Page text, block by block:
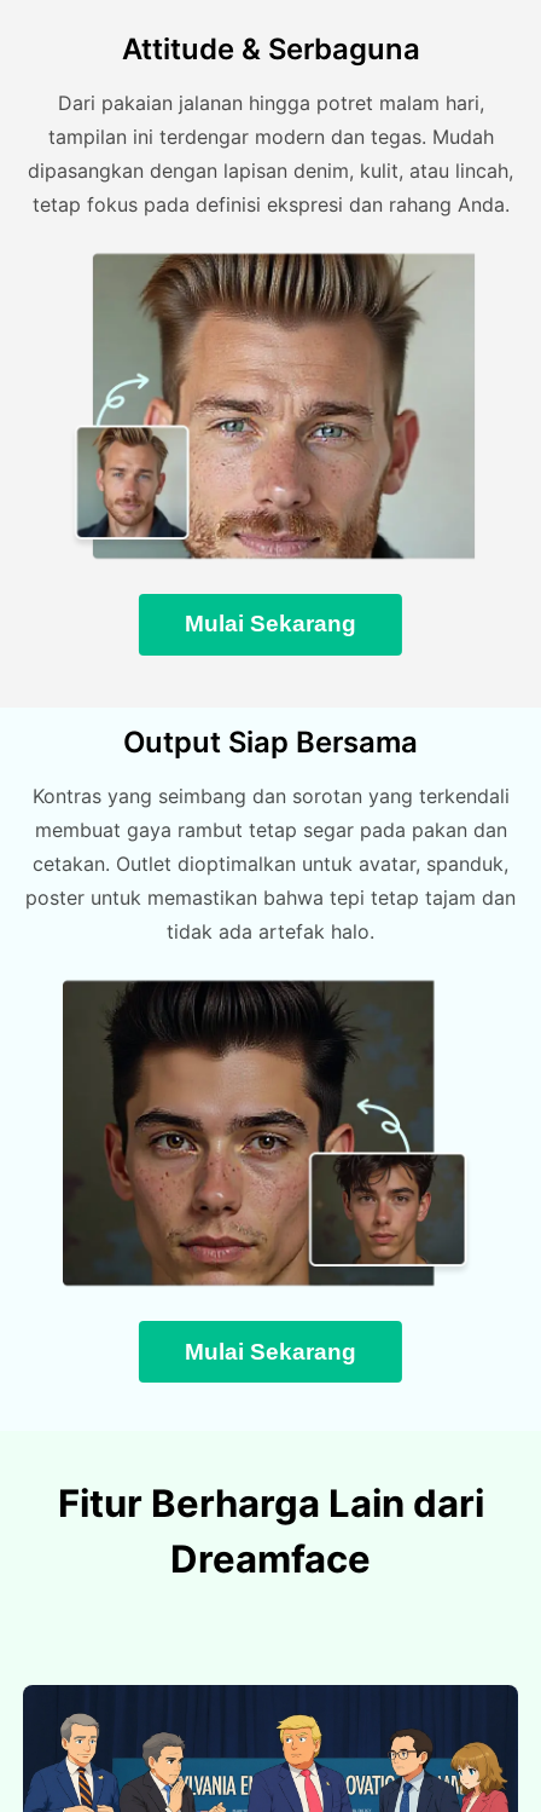
Attitude & Serbaguna
Dari pakaian jalanan hingga potret malam hari,
tampilan ini terdengar modern dan tegas. Mudah
dipasangkan dengan lapisan denim, kulit, atau lincah,
tetap fokus pada definisi ekspresi dan rahang Anda.
Mulai Sekarang
Output Siap Bersama
Kontras yang seimbang dan sorotan yang terkendali
membuat gaya rambut tetap segar pada pakan dan
cetakan. Outlet dioptimalkan untuk avatar, spanduk,
poster untuk memastikan bahwa tepi tetap tajam dan
tidak ada artefak halo.
Mulai Sekarang
Fitur Berharga Lain dari
Dreamface